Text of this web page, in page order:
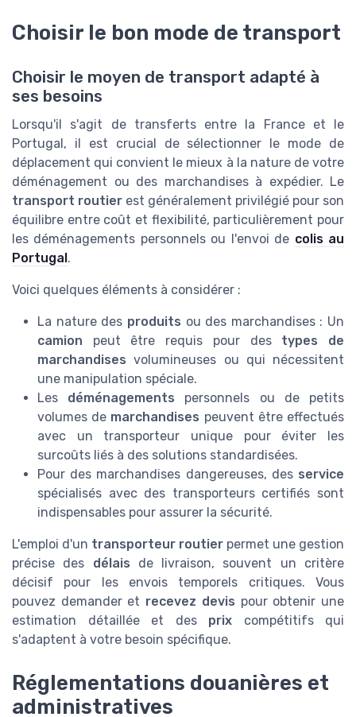
Choisir le bon mode de transport
Choisir le moyen de transport adapté à
ses besoins
Lorsqu'il s'agit de transferts entre la France et le
Portugal, il est crucial de sélectionner le mode de
déplacement qui convient le mieux à la nature de votre
déménagement ou des marchandises à expédier. Le
transport routier est généralement privilégié pour son
équilibre entre coût et flexibilité, particulièrement pour
les déménagements personnels ou l'envoi de colis au
Portugal .
Voici quelques éléments à considérer :
La nature des produits ou des marchandises : Un
camion peut être requis pour des types de
marchandises volumineuses ou qui nécessitent
une manipulation spéciale.
Les déménagements personnels ou de petits
volumes de marchandises peuvent être effectués
avec un transporteur unique pour éviter les
surcoûts liés à des solutions standardisées.
Pour des marchandises dangereuses, des service
spécialisés avec des transporteurs certifiés sont
indispensables pour assurer la sécurité.
L'emploi d'un transporteur routier permet une gestion
précise des délais de livraison, souvent un critère
décisif pour les envois temporels critiques. Vous
pouvez demander et recevez devis pour obtenir une
estimation détaillée et des prix compétitifs qui
s'adaptent à votre besoin spécifique.
Réglementations douanières et
administratives